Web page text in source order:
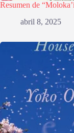
Resumen de
abril 8, 2025